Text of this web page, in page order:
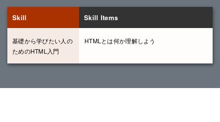
Skill Skill Items
基礎から学びたい人の
ためのHTML入門
HTMLとは何か理解しよう